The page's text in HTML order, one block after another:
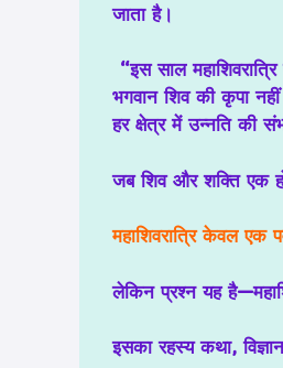
जाता है।
“इस साल
भगवान शिव की कृपा
हर क्षेत्र में उन्नति की
जब शिव और शक्ति एक
महाशिवरात्रि केवल एक
लेकिन प्रश्न यह
इसका रहस्य कथा,